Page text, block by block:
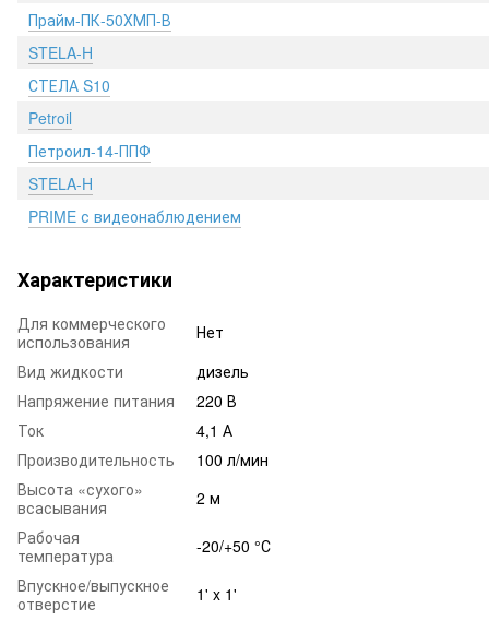
Прайм-ПК-50ХМП-В
STELA-H
СТЕЛА S10
Petroil
Петроил-14-ППФ
STELA-H
PRIME с видеонаблюдением
Характеристики
Для коммерческого
использования
Нет
Вид жидкости
дизель
Напряжение питания
220 В
Ток
4,1 А
Производительность
100 л/мин
Высота «сухого»
всасывания
2 м
Рабочая
температура
-20/+50 °С
Впускное/выпускное
отверстие
1' x 1'